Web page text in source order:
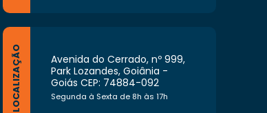
LOCALIZAÇÃO
Avenida do Cerrado, nº 999,
Park Lozandes, Goiânia -
Goiás CEP: 74884-092
Segunda à Sexta de 8h às 17h